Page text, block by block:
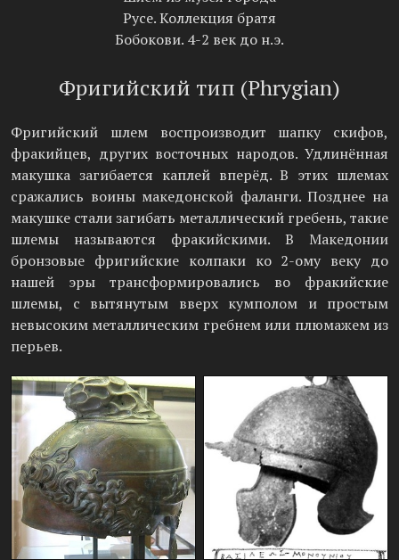
Русе. Коллекция братя
Бобокови. 4-2 век до н.э.
Фригийский тип (Phrygian)
Фригийский шлем воспроизводит шапку скифов,
фракийцев, других восточных народов. Удлинённая
макушка загибается каплей вперёд. В этих шлемах
сражались воины македонской фаланги. Позднее на
макушке стали загибать металлический гребень, такие
шлемы называются фракийскими. В Македонии
бронзовые фригийские колпаки ко 2-ому веку до
нашей эры трансформировались во фракийские
шлемы, с вытянутым вверх кумполом и простым
невысоким металлическим гребнем или плюмажем из
перьев.